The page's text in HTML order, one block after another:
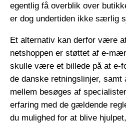
egentlig få overblik over
er dog undertiden ikke særlig
Et alternativ kan derfor være
netshoppen er støttet af e-
skulle være et billede på at e-
de danske retningslinjer, samt
mellem besøges af
erfaring med de gældende
du mulighed for at blive